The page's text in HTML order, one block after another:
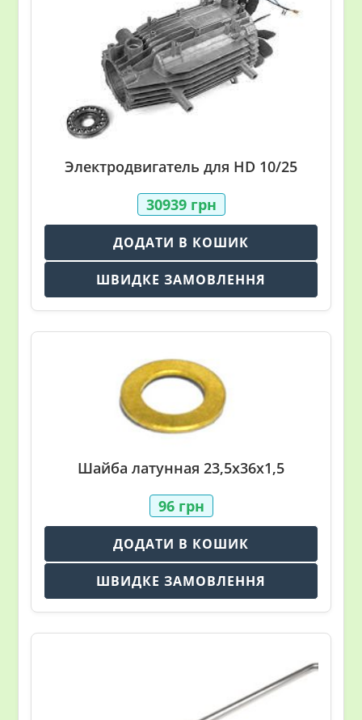
Электродвигатель для HD 10/25
30939 грн
ДОДАТИ В КОШИК
ШВИДКЕ ЗАМОВЛЕННЯ
Шайба латунная 23,5х36х1,5
96 грн
ДОДАТИ В КОШИК
ШВИДКЕ ЗАМОВЛЕННЯ